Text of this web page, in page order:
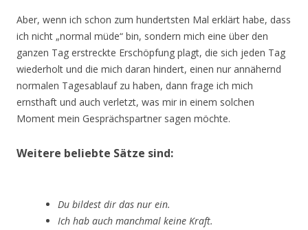
Aber, wenn ich schon zum hundertsten Mal erklärt habe, dass
ich nicht „normal müde“ bin, sondern mich eine über den
ganzen Tag erstreckte Erschöpfung plagt, die sich jeden Tag
wiederholt und die mich daran hindert, einen nur annähernd
normalen Tagesablauf zu haben, dann frage ich mich
ernsthaft und auch verletzt, was mir in einem solchen
Moment mein Gesprächspartner sagen möchte.
Weitere beliebte Sätze sind:
Du bildest dir das nur ein.
Ich hab auch manchmal keine Kraft.